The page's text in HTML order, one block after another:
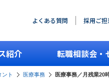
よくある質問 採用ご担
紹介 転職相談会・
ント 医療事務 医療事務／月残業20